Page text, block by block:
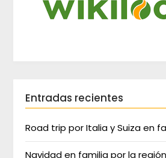
Entradas recientes
Road trip por Italia y Suiza en
Navidad en familia por la